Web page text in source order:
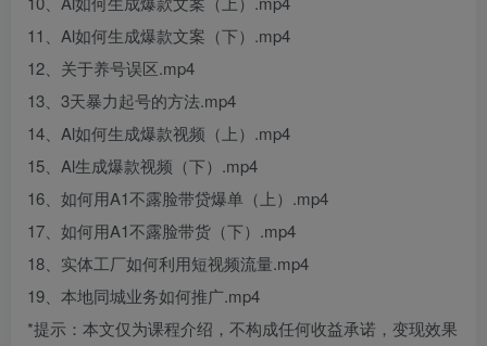
11、Al如何生成爆款文案（下）.mp4
12、关于养号误区.mp4
13、3天暴力起号的方法.mp4
14、Al如何生成爆款视频（上）.mp4
15、Al生成爆款视频（下）.mp4
16、如何用A1不露脸带贷爆单（上）.mp4
17、如何用A1不露脸带货（下）.mp4
18、实体工厂如何利用短视频流量.mp4
19、本地同城业务如何推广.mp4
*提示：本文仅为课程介绍，不构成任何收益承诺，变现效果